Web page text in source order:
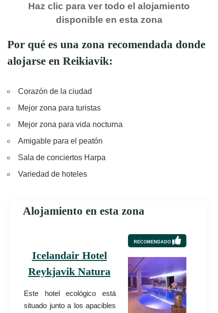
Haz clic para ver todo el alojamiento
disponible en esta zona
Por qué es una zona recomendada donde
alojarse en Reikiavik:
Corazón de la ciudad
Mejor zona para turistas
Mejor zona para vida nocturna
Amigable para el peatón
Sala de conciertos Harpa
Variedad de hoteles
Alojamiento en esta zona
RECOMENDADO
Icelandair Hotel
Reykjavik Natura
Este hotel ecológico está
situado junto a los apacibles